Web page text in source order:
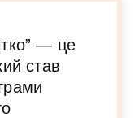
— це
став